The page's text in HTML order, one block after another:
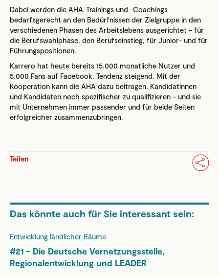
Dabei werden die AHA-Trainings und -Coachings
bedarfsgerecht an den Bedürfnissen der Zielgruppe in den
verschiedenen Phasen des Arbeitslebens ausgerichtet – für
die Berufswahlphase, den Berufseinstieg, für Junior- und für
Führungspositionen.
Karrero hat heute bereits 15.000 monatliche Nutzer und
5.000 Fans auf Facebook. Tendenz steigend. Mit der
Kooperation kann die AHA dazu beitragen, Kandidatinnen
und Kandidaten noch spezifischer zu qualifizieren – und sie
mit Unternehmen immer passender und für beide Seiten
erfolgreicher zusammenzubringen.
Teilen
Das könnte auch für Sie interessant sein:
Entwicklung ländlicher Räume
#21 – Die Deutsche Vernetzungsstelle,
Regionalentwicklung und LEADER